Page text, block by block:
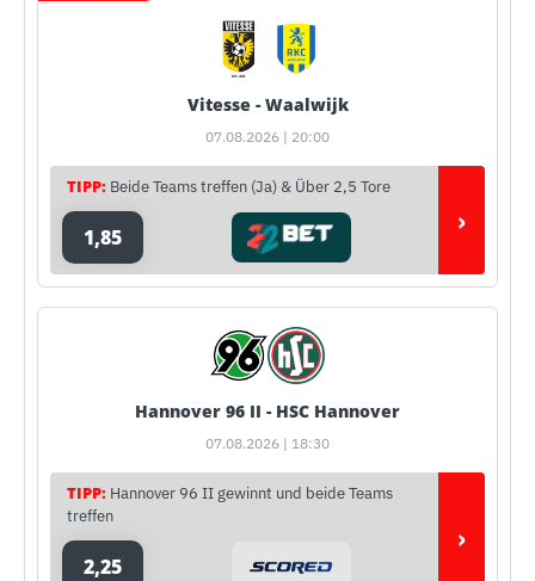
Vitesse - Waalwijk
07.08.2026 | 20:00
TIPP: Beide Teams treffen (Ja) & Über 2,5 Tore
1,85 ›
Hannover 96 II - HSC Hannover
07.08.2026 | 18:30
TIPP: Hannover 96 II gewinnt und beide Teams
treffen
2,25
›